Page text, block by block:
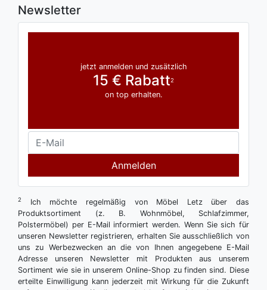
Newsletter
jetzt anmelden und zusätzlich
15 € Rabatt2
on top erhalten.
Anmelden
2
Ich möchte regelmäßig von Möbel Letz über das
Produktsortiment (z. B. Wohnmöbel, Schlafzimmer,
Polstermöbel) per E-Mail informiert werden. Wenn Sie sich für
unseren Newsletter registrieren, erhalten Sie ausschließlich von
uns zu Werbezwecken an die von Ihnen angegebene E-Mail
Adresse unseren Newsletter mit Produkten aus unserem
Sortiment wie sie in unserem Online-Shop zu finden sind. Diese
erteilte Einwilligung kann jederzeit mit Wirkung für die Zukunft